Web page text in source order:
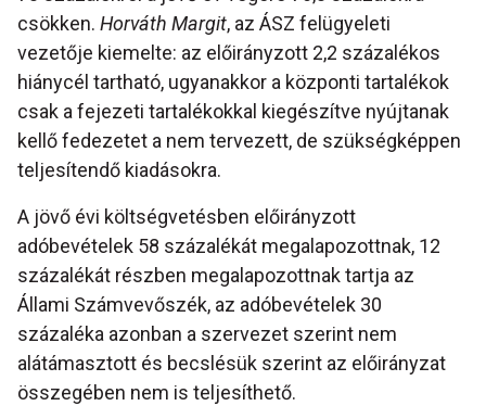
csökken. Horváth Margit, az ÁSZ felügyeleti
vezetője kiemelte: az előirányzott 2,2 százalékos
hiánycél tartható, ugyanakkor a központi tartalékok
csak a fejezeti tartalékokkal kiegészítve nyújtanak
kellő fedezetet a nem tervezett, de szükségképpen
teljesítendő kiadásokra.
A jövő évi költségvetésben előirányzott
adóbevételek 58 százalékát megalapozottnak, 12
százalékát részben megalapozottnak tartja az
Állami Számvevőszék, az adóbevételek 30
százaléka azonban a szervezet szerint nem
alátámasztott és becslésük szerint az előirányzat
összegében nem is teljesíthető.